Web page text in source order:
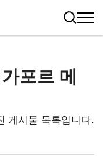
포르 메
게시물 목록입니다.